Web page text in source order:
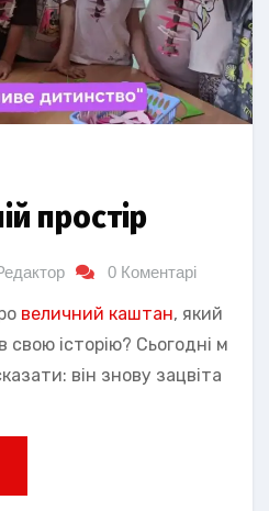
простір
0 Коментарі
величний каштан, який
історію? Сьогодні м
він знову зацвіта